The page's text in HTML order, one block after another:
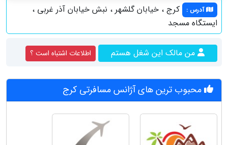
آدرس :
کرج ، خیابان گلشهر ، نبش خیابان آذر غربی ،
ایستگاه مسجد
من مالک این شغل هستم اطلاعات اشتباه است ؟
محبوب ترین های آژانس مسافرتی کرج